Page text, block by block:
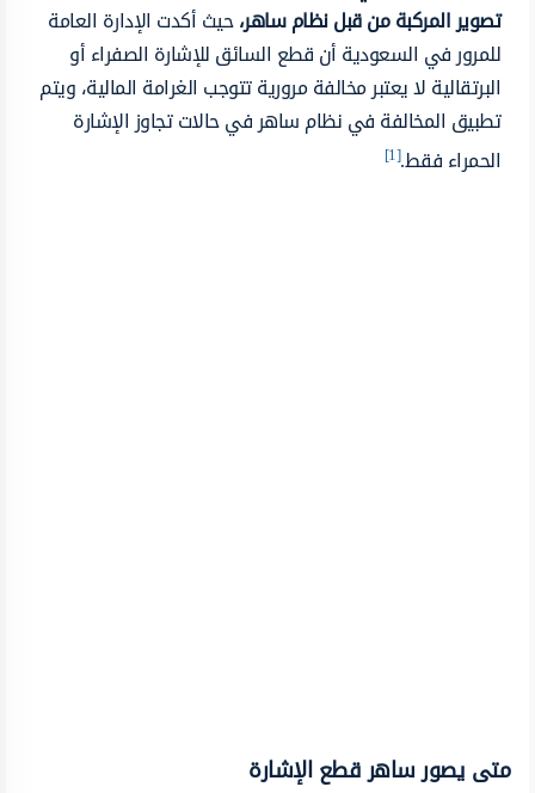
تصوير المركبة من قبل نظام ساهر،حيث أكدت الإدارة العامة
للمرور في السعودية أن قطع السائق للإشارة الصفراء أو
البرتقالية لا يعتبر مخالفة مرورية تتوجب الغرامة المالية، ويتم
تطبيق المخالفة في نظام ساهر في حالات تجاوز الإشارة
الحمراء فقط.[1]
متى يصور ساهر قطع الإشارة